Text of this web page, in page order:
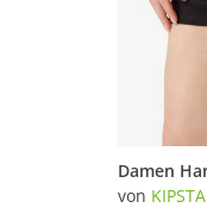
von KIPSTA